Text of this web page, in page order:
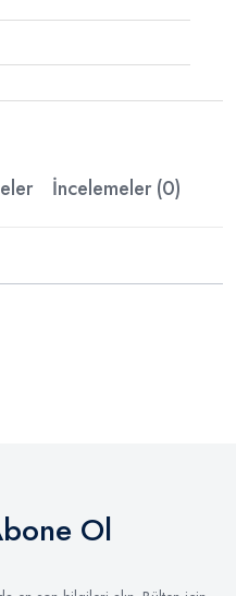
İncelemeler (0)
Ol